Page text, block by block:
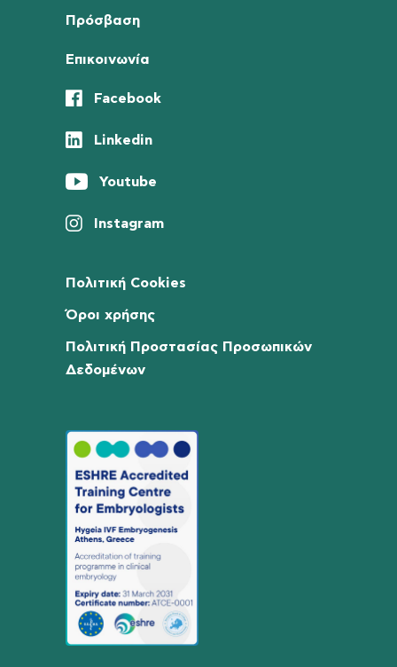
Πρόσβαση
Επικοινωνία
Facebook
Linkedin
Youtube
Instagram
Πολιτική Cookies
Όροι χρήσης
Πολιτική Προστασίας Προσωπικών
Δεδομένων